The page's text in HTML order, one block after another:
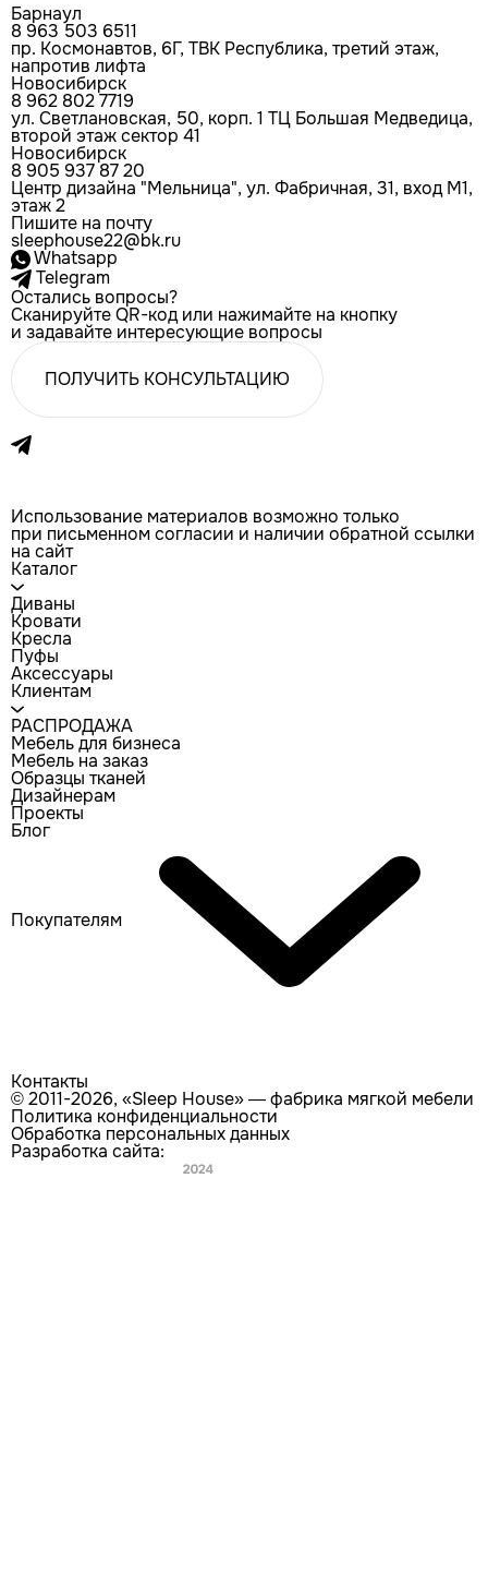
Барнаул
8 963 503 6511
пр. Космонавтов, 6Г, ТВК Республика, третий этаж,
напротив лифта
Новосибирск
8 962 802 7719
ул. Светлановская, 50, корп. 1 ТЦ Большая Медведица,
второй этаж сектор 41
Новосибирск
8 905 937 87 20
Центр дизайна "Мельница", ул. Фабричная, 31, вход М1,
этаж 2
Пишите на почту
sleephouse22@bk.ru
Whatsapp
Telegram
Остались вопросы?
Сканируйте QR-код или нажимайте на кнопку
и задавайте интересующие вопросы
ПОЛУЧИТЬ КОНСУЛЬТАЦИЮ
Использование материалов возможно только
при письменном согласии и наличии обратной ссылки
на сайт
Каталог
Диваны
Кровати
Кресла
Пуфы
Аксессуары
Клиентам
РАСПРОДАЖА
Мебель для бизнеса
Мебель на заказ
Образцы тканей
Дизайнерам
Проекты
Блог
Покупателям
Контакты
© 2011-2026, «Sleep House» — фабрика мягкой мебели
Политика конфиденциальности
Обработка персональных данных
Разработка сайта: